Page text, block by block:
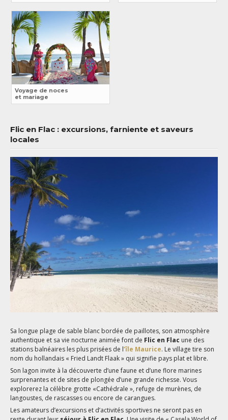
Voyage de noces
et mariage
Flic en Flac : excursions, farniente et saveurs
locales
Sa longue plage de sable blanc bordée de paillotes, son atmosphère
authentique et sa vie nocturne animée font de Flic en Flac une des
stations balnéaires les plus prisées de l’île Maurice. Le village tire son
nom du hollandais « Fried Landt Flaak » qui signifie pays plat et libre.
Son lagon invite à la découverte d’une faune et d’une flore marines
surprenantes et de sites de plongée d’une grande richesse. Vous
explorerez la célèbre grotte «Cathédrale », refuge de murènes, de
langoustes, de rascasses ou encore de carangues.
Les amateurs d’excursions et d’activités sportives ne seront pas en